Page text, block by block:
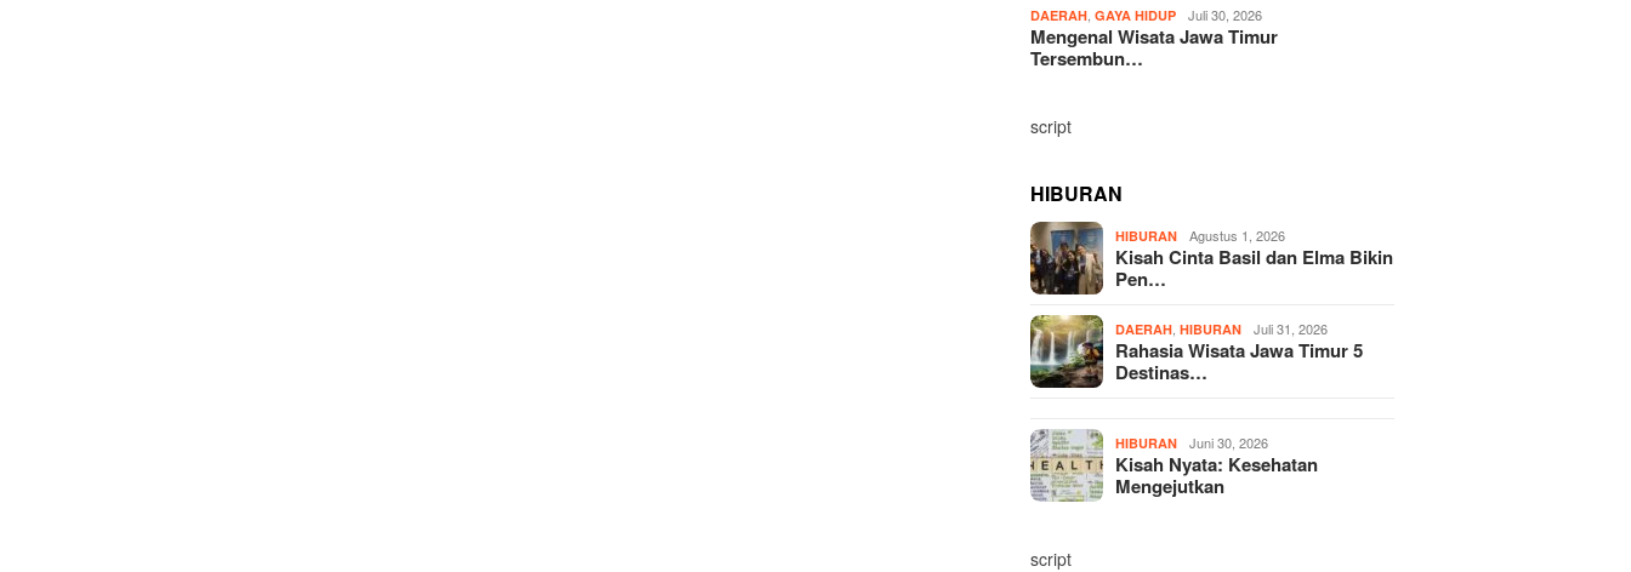
DAERAH ,GAYA HIDUP Juli 30, 2026
Mengenal Wisata Jawa Timur
Tersembun…
script
HIBURAN
HIBURAN Agustus 1, 2026
Kisah Cinta Basil dan Elma Bikin
Pen…
DAERAH ,HIBURAN Juli 31, 2026
Rahasia Wisata Jawa Timur 5
Destinas…
HIBURAN Juni 30, 2026
Kisah Nyata: Kesehatan
Mengejutkan
script